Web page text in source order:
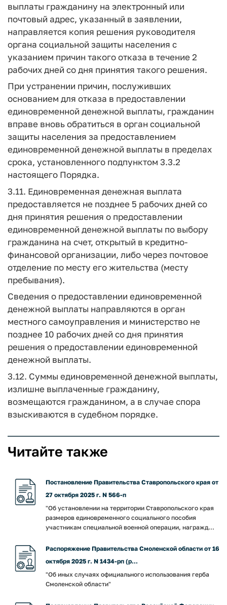
выплаты гражданину на электронный или
почтовый адрес, указанный в заявлении,
направляется копия решения руководителя
органа социальной защиты населения с
указанием причин такого отказа в течение 2
рабочих дней со дня принятия такого решения.
При устранении причин, послуживших
основанием для отказа в предоставлении
единовременной денежной выплаты, гражданин
вправе вновь обратиться в орган социальной
защиты населения за предоставлением
единовременной денежной выплаты в пределах
срока, установленного подпунктом 3.3.2
настоящего Порядка.
3.11. Единовременная денежная выплата
предоставляется не позднее 5 рабочих дней со
дня принятия решения о предоставлении
единовременной денежной выплаты по выбору
гражданина на счет, открытый в кредитно-
финансовой организации, либо через почтовое
отделение по месту его жительства (месту
пребывания).
Сведения о предоставлении единовременной
денежной выплаты направляются в орган
местного самоуправления и министерство не
позднее 10 рабочих дней со дня принятия
решения о предоставлении единовременной
денежной выплаты.
3.12. Суммы единовременной денежной выплаты,
излишне выплаченные гражданину,
возмещаются гражданином, а в случае спора
взыскиваются в судебном порядке.
Читайте также
Постановление Правительства Ставропольского края от
27 октября 2025 г. N 566-п
"Об установлении на территории Ставропольского края
размеров единовременного социального пособия
участникам специальной военной операции, награжд...
Распоряжение Правительства Смоленской области от 16
октября 2025 г. N 1434-рп (р...
"Об иных случаях официального использования герба
Смоленской области"